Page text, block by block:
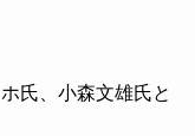
氏、小森文雄氏と